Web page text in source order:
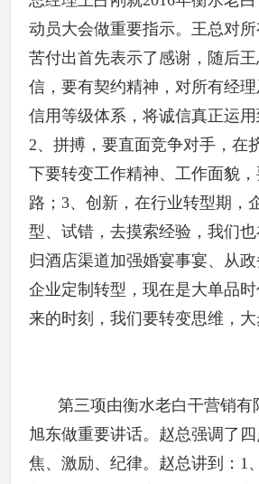
动员大会做重要指示。王总对
苦付出首先表示了感谢，随后
信，要有契约精神，对所有经
信用等级体系，将诚信真正运用
2、拼搏，要直面竞争对手，在
下要转变工作精神、工作面貌
路；3、创新，在行业转型期，
型、试错，去摸索经验，我们
归酒店渠道加强婚宴事宴、从
企业定制转型，现在是大单品时
来的时刻，我们要转变思维，大
第三项由衡水老白干营销有
旭东做重要讲话。赵总强调了
焦、激励、纪律。赵总讲到：1